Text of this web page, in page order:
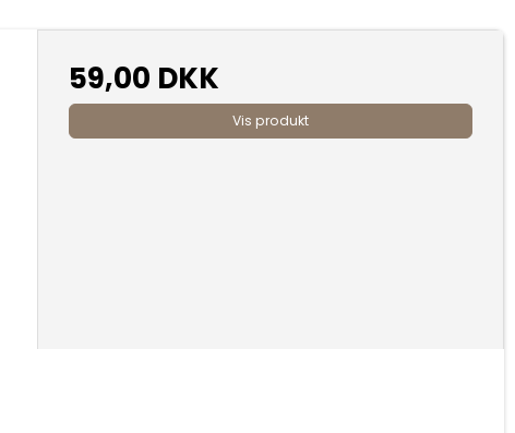
59,00 DKK
Vis produkt